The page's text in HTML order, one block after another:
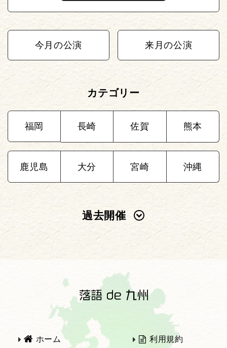
今月の公演 来月の公演
カテゴリー
福岡 長崎 佐賀 熊本
鹿児島 大分 宮崎 沖縄
過去開催
2022年
2021年 2020年
ホーム 利用規約